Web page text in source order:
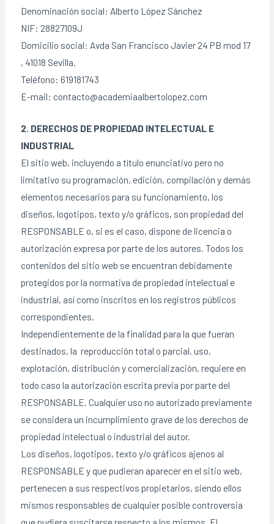
Denominación social: Alberto López Sánchez
NIF: 28827109J
Domicilio social: Avda San Francisco Javier 24 PB mod 17
, 41018 Sevilla.
Teléfono: 619181743
E-mail: contacto@academiaalbertolopez.com
2. DERECHOS DE PROPIEDAD INTELECTUAL E
INDUSTRIAL
El sitio web, incluyendo a título enunciativo pero no
limitativo su programación, edición, compilación y demás
elementos necesarios para su funcionamiento, los
diseños, logotipos, texto y/o gráficos, son propiedad del
RESPONSABLE o, si es el caso, dispone de licencia o
autorización expresa por parte de los autores. Todos los
contenidos del sitio web se encuentran debidamente
protegidos por la normativa de propiedad intelectual e
industrial, así como inscritos en los registros públicos
correspondientes.
Independientemente de la finalidad para la que fueran
destinados, la reproducción total o parcial, uso,
explotación, distribución y comercialización, requiere en
todo caso la autorización escrita previa por parte del
RESPONSABLE. Cualquier uso no autorizado previamente
se considera un incumplimiento grave de los derechos de
propiedad intelectual o industrial del autor.
Los diseños, logotipos, texto y/o gráficos ajenos al
RESPONSABLE y que pudieran aparecer en el sitio web,
pertenecen a sus respectivos propietarios, siendo ellos
mismos responsables de cualquier posible controversia